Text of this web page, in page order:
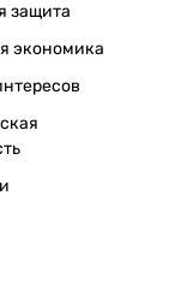
защита
экономика